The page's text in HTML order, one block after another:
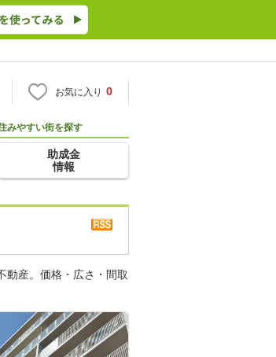
お気に入り 0
みやすい街を探す
助成金
情報
動産。価格・広さ・間取